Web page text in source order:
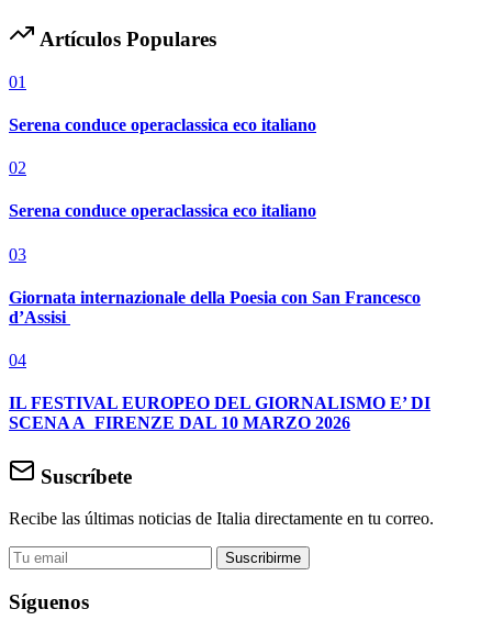
Artículos Populares
01
Serena conduce operaclassica eco italiano
02
Serena conduce operaclassica eco italiano
03
Giornata internazionale della Poesia con San Francesco
d’Assisi
04
IL FESTIVAL EUROPEO DEL GIORNALISMO E’ DI
SCENA A FIRENZE DAL 10 MARZO 2026
Suscríbete
Recibe las últimas noticias de Italia directamente en tu correo.
Suscribirme
Síguenos